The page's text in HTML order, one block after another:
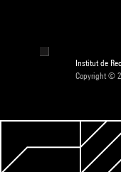
Institut de
Copyright ©